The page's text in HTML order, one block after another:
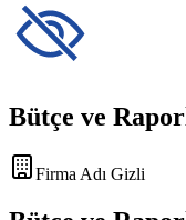
Bütçe ve
Firma Adı Gizli